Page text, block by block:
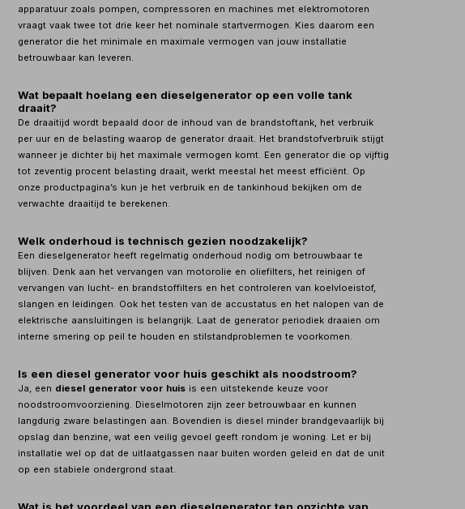
apparatuur zoals pompen, compressoren en machines met elektromotoren
vraagt vaak twee tot drie keer het nominale startvermogen. Kies daarom een
generator die het minimale en maximale vermogen van jouw installatie
betrouwbaar kan leveren.
Wat bepaalt hoelang een dieselgenerator op een volle tank
draait?
De draaitijd wordt bepaald door de inhoud van de brandstoftank, het verbruik
per uur en de belasting waarop de generator draait. Het brandstofverbruik stijgt
wanneer je dichter bij het maximale vermogen komt. Een generator die op vijftig
tot zeventig procent belasting draait, werkt meestal het meest efficiënt. Op
onze productpagina’s kun je het verbruik en de tankinhoud bekijken om de
verwachte draaitijd te berekenen.
Welk onderhoud is technisch gezien noodzakelijk?
Een dieselgenerator heeft regelmatig onderhoud nodig om betrouwbaar te
blijven. Denk aan het vervangen van motorolie en oliefilters, het reinigen of
vervangen van lucht- en brandstoffilters en het controleren van koelvloeistof,
slangen en leidingen. Ook het testen van de accustatus en het nalopen van de
elektrische aansluitingen is belangrijk. Laat de generator periodiek draaien om
interne smering op peil te houden en stilstandproblemen te voorkomen.
Is een diesel generator voor huis geschikt als noodstroom?
Ja, een diesel generator voor huisis een uitstekende keuze voor
noodstroomvoorziening. Dieselmotoren zijn zeer betrouwbaar en kunnen
langdurig zware belastingen aan. Bovendien is diesel minder brandgevaarlijk bij
opslag dan benzine, wat een veilig gevoel geeft rondom je woning. Let er bij
installatie wel op dat de uitlaatgassen naar buiten worden geleid en dat de unit
op een stabiele ondergrond staat.